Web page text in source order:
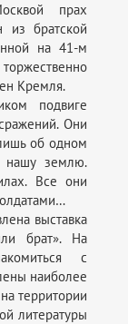
прах
из братской
на 41-м
Кремля.
подвиге
Они
об одном
нашу землю.
Все они
выставка
брат». На
с
наиболее
территории
литературы